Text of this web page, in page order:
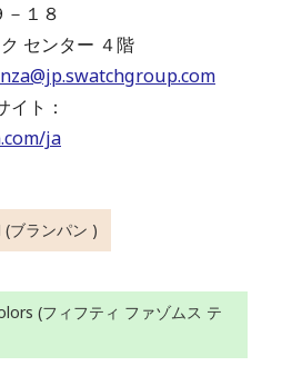
１８
センター ４階
イト：
ja
ブランパン )
(フィフティ ファゾムス テ